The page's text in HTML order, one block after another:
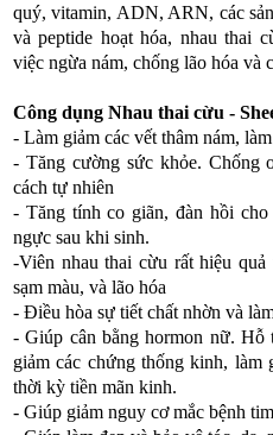
quý, vitamin, ADN, ARN, các
và peptide hoạt hóa, nhau thai
việc ngừa nám, chống lão hóa và
Công dụng Nhau thai cừu -
- Làm giảm các vết thâm nám,
- Tăng cường sức khỏe. Chống
cách tự nhiên
- Tăng tính co giãn, đàn hồi
ngực sau khi sinh.
-Viên nhau thai cừu rất hiệu
sạm màu, và lão hóa
- Điều hòa sự tiết chất nhờn và
- Giúp cân bằng hormon nữ.
giảm các chứng thống kinh,
thời kỳ tiền mãn kinh.
- Giúp giảm nguy cơ mắc bệnh